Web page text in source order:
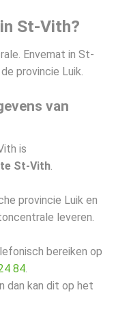
St-Vith?
Envemat in St-
provincie Luik.
van
is
St-Vith.
provincie Luik en
leveren.
bereiken op
84.
dan kan dit op het